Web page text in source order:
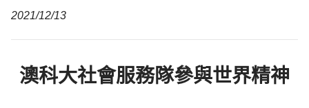
2021/12/13
澳科大社會服務隊參與世界精神